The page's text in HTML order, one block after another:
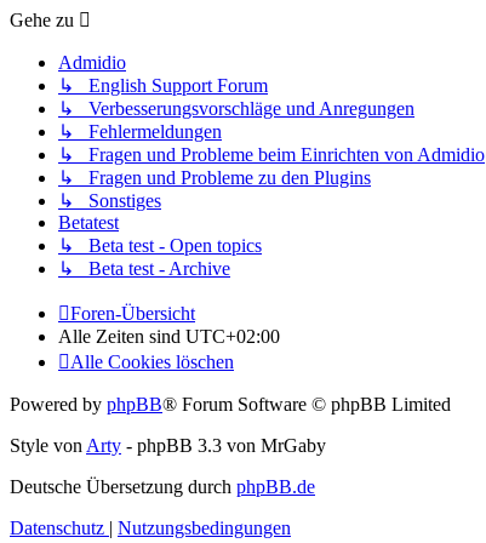
Gehe zu
Admidio
↳ English Support Forum
↳ Verbesserungsvorschläge und Anregungen
↳ Fehlermeldungen
↳ Fragen und Probleme beim Einrichten von Admidio
↳ Fragen und Probleme zu den Plugins
↳ Sonstiges
Betatest
↳ Beta test - Open topics
↳ Beta test - Archive
Foren-Übersicht
Alle Zeiten sind UTC+02:00
Alle Cookies löschen
Powered by phpBB® Forum Software © phpBB Limited
Style von Arty - phpBB 3.3 von MrGaby
Deutsche Übersetzung durch phpBB.de
Datenschutz | Nutzungsbedingungen